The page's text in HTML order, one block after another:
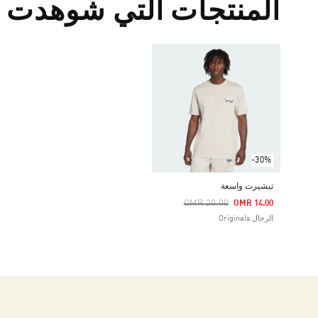
المنتجات التي شوهدت
-30%
تيشيرت واسعة
Price Reduced From
OMR 20.00
To OMR 14.00
الرجال Originals